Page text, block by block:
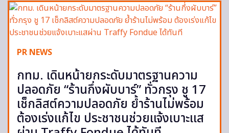
PR NEWS
กทม. เดินหน้ายกระดับมาตรฐานความ
ปลอดภัย “ร้านกึ่งผับบาร์” ทั่วกรุง ชู 17
เช็กลิสต์ความปลอดภัย ย้ำร้านไม่พร้อม
ต้องเร่งแก้ไข ประชาชนช่วยแจ้งเบาะแส